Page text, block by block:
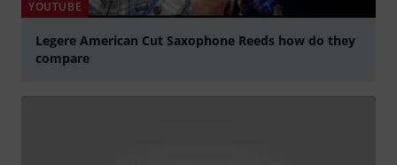
YOUTUBE
Legere American Cut Saxophone Reeds how do they
compare